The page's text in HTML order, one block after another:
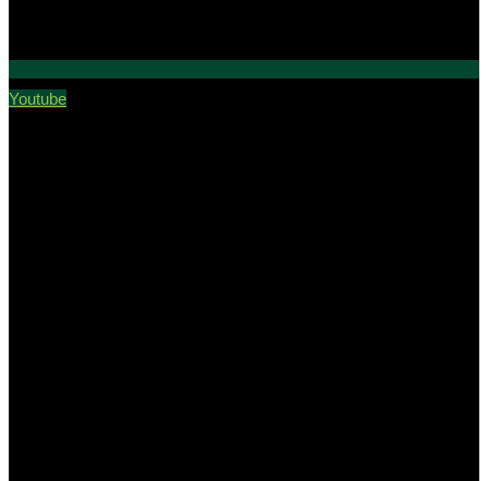
Youtube